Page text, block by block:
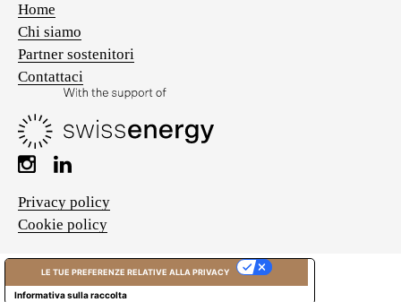
Home
Chi siamo
Partner sostenitori
Contattaci
Privacy policy
Cookie policy
Informativa sulla raccolta
LE TUE PREFERENZE RELATIVE ALLA PRIVACY